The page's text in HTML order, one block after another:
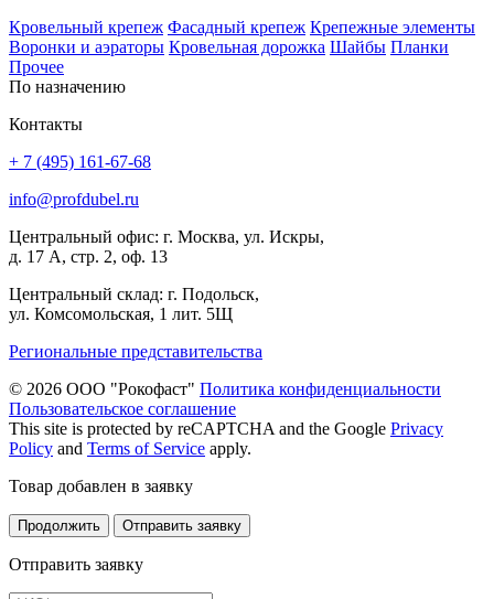
Кровельный крепеж Фасадный крепеж Крепежные элементы
Воронки и аэраторы Кровельная дорожка Шайбы Планки
Прочее
По назначению
Контакты
+ 7 (495) 161-67-68
info@profdubel.ru
Центральный офис: г. Москва, ул. Искры,
д. 17 А, стр. 2, оф. 13
Центральный склад: г. Подольск,
ул. Комсомольская, 1 лит. 5Щ
Региональные представительства
© 2026 ООО "Рокофаст" Политика конфиденциальности
Пользовательское соглашение
This site is protected by reCAPTCHA and the Google Privacy
Policy and Terms of Service apply.
Товар добавлен в заявку
Продолжить Отправить заявку
Отправить заявку